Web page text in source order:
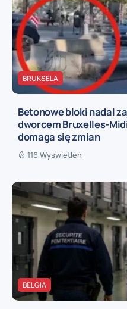
BRUKSELA
Betonowe bloki nadal
dworcem Bruxelles-
domaga się zmian
116 Wyświetleń
BELGIA